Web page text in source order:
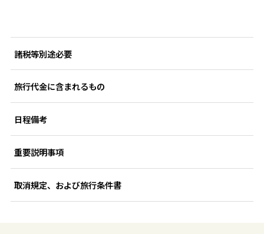
諸税等別途必要
旅行代金に含まれるもの
日程備考
重要説明事項
取消規定、および旅行条件書